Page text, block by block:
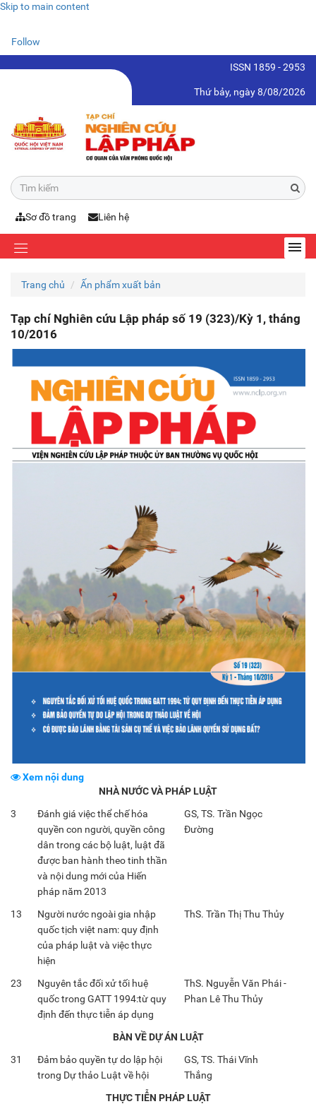
Skip to main content
Follow
ISSN 1859 - 2953
Thứ bảy, ngày 8/08/2026
Sơ đồ trang Liên hệ
Trang chủ Ấn phẩm xuất bản
Tạp chí Nghiên cứu Lập pháp số 19 (323)/Kỳ 1, tháng
10/2016
Xem nội dung
NHÀ NƯỚC VÀ PHÁP LUẬT
3
Đánh giá việc thể chế hóa
quyền con người, quyền công
dân trong các bộ luật, luật đã
được ban hành theo tinh thần
và nội dung mới của Hiến
pháp năm 2013
GS, TS. Trần Ngọc
Đường
13
Người nước ngoài gia nhập
quốc tịch việt nam: quy định
của pháp luật và việc thực
hiện
ThS. Trần Thị Thu Thủy
23
Nguyên tắc đối xử tối huệ
quốc trong GATT 1994:từ quy
định đến thực tiễn áp dụng
ThS. Nguyễn Văn Phái -
Phan Lê Thu Thủy
BÀN VỀ DỰ ÁN LUẬT
31
Đảm bảo quyền tự do lập hội
trong Dự thảo Luật về hội
GS, TS. Thái Vĩnh
Thắng
THỰC TIỄN PHÁP LUẬT